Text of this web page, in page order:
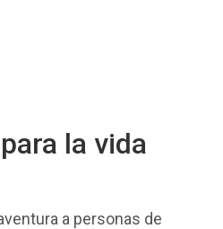
la vida
a personas de